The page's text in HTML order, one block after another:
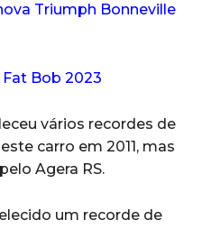
Triumph Bonneville
Bob 2023
vários recordes de
carro em 2011, mas
Agera RS.
um recorde de